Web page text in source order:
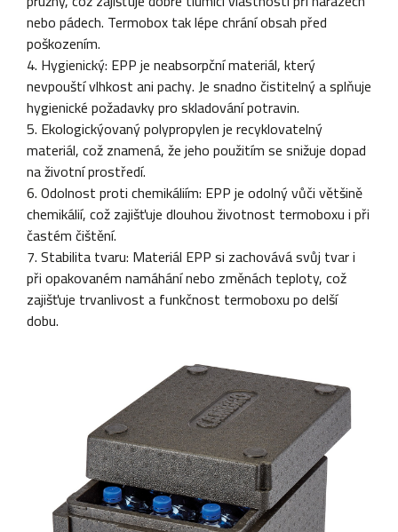
nebo pádech. Termobox tak lépe chrání obsah před
poškozením.
4. Hygienický: EPP je neabsorpční materiál, který
nevpouští vlhkost ani pachy. Je snadno čistitelný a splňuje
hygienické požadavky pro skladování potravin.
5. Ekologickýovaný polypropylen je recyklovatelný
materiál, což znamená, že jeho použitím se snižuje dopad
na životní prostředí.
6. Odolnost proti chemikáliím: EPP je odolný vůči většině
chemikálií, což zajišťuje dlouhou životnost termoboxu i při
častém čištění.
7. Stabilita tvaru: Materiál EPP si zachovává svůj tvar i
při opakovaném namáhání nebo změnách teploty, což
zajišťuje trvanlivost a funkčnost termoboxu po delší
dobu.